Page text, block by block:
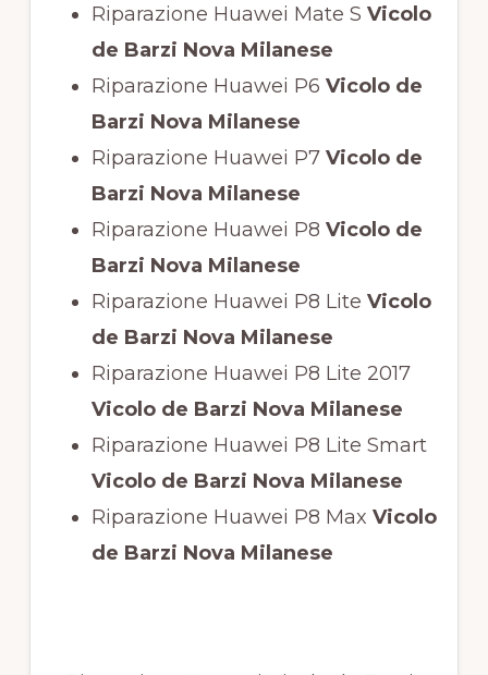
Riparazione Huawei Mate S Vicolo
de Barzi Nova Milanese
Riparazione Huawei P6 Vicolo de
Barzi Nova Milanese
Riparazione Huawei P7Vicolo de
Barzi Nova Milanese
Riparazione Huawei P8 Vicolo de
Barzi Nova Milanese
Riparazione Huawei P8 Lite Vicolo
de Barzi Nova Milanese
Riparazione Huawei P8 Lite 2017
Vicolo de Barzi Nova Milanese
Riparazione Huawei P8 Lite Smart
Vicolo de Barzi Nova Milanese
Riparazione Huawei P8 Max Vicolo
de Barzi Nova Milanese